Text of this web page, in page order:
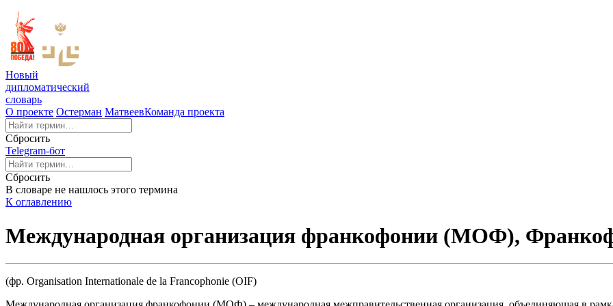
Новый
дипломатический
словарь
О проекте Остерман МатвеевКоманда проекта
Сбросить
Telegram-бот
Сбросить
В словаре не нашлось этого термина
К оглавлению
Международная организация франкофонии (МОФ),
(фр. Organisation Internationale de la Francophonie (OIF)